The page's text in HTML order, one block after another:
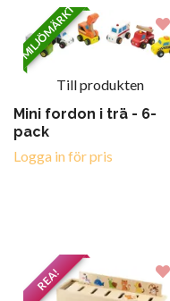
MILJÖMÄRKT
Till produkten
Mini fordon i trä - 6-
pack
Logga in för pris
REA!